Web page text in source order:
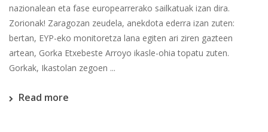
nazionalean eta fase europearrerako sailkatuak izan dira.
Zorionak! Zaragozan zeudela, anekdota ederra izan zuten:
bertan, EYP-eko monitoretza lana egiten ari ziren gazteen
artean, Gorka Etxebeste Arroyo ikasle-ohia topatu zuten.
Gorkak, Ikastolan zegoen ...
Read more